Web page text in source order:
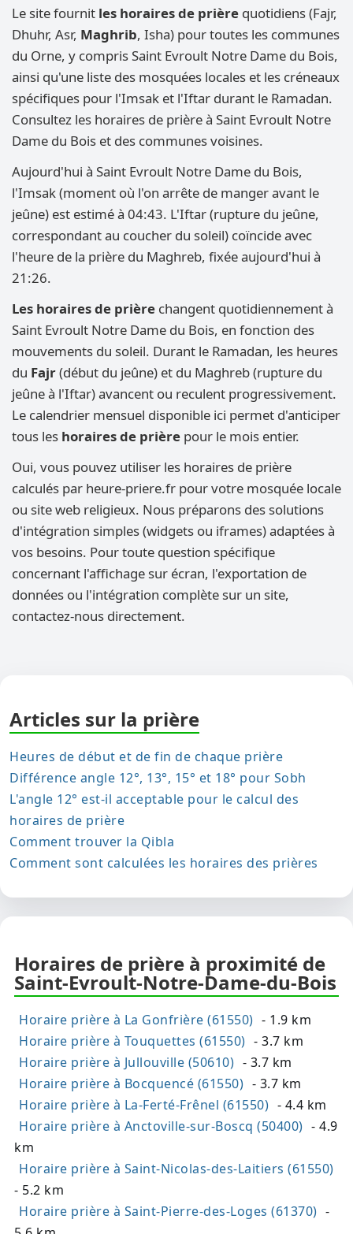
Le site fournit les horaires de prière quotidiens (Fajr,
Dhuhr, Asr, Maghrib, Isha) pour toutes les communes
du Orne, y compris Saint Evroult Notre Dame du Bois,
ainsi qu'une liste des mosquées locales et les créneaux
spécifiques pour l'Imsak et l'Iftar durant le Ramadan.
Consultez les horaires de prière à Saint Evroult Notre
Dame du Bois et des communes voisines.
Aujourd'hui à Saint Evroult Notre Dame du Bois,
l'Imsak (moment où l'on arrête de manger avant le
jeûne) est estimé à 04:43. L'Iftar (rupture du jeûne,
correspondant au coucher du soleil) coïncide avec
l'heure de la prière du Maghreb, fixée aujourd'hui à
21:26.
Les horaires de prière changent quotidiennement à
Saint Evroult Notre Dame du Bois, en fonction des
mouvements du soleil. Durant le Ramadan, les heures
du Fajr(début du jeûne) et du Maghreb (rupture du
jeûne à l'Iftar) avancent ou reculent progressivement.
Le calendrier mensuel disponible ici permet d'anticiper
tous les horaires de prière pour le mois entier.
Oui, vous pouvez utiliser les horaires de prière
calculés par heure-priere.fr pour votre mosquée locale
ou site web religieux. Nous préparons des solutions
d'intégration simples (widgets ou iframes) adaptées à
vos besoins. Pour toute question spécifique
concernant l'affichage sur écran, l'exportation de
données ou l'intégration complète sur un site,
contactez-nous directement.
Articles sur la prière
Heures de début et de fin de chaque prière
Différence angle 12°, 13°, 15° et 18° pour Sobh
L'angle 12° est-il acceptable pour le calcul des
horaires de prière
Comment trouver la Qibla
Comment sont calculées les horaires des prières
Horaires de prière à proximité de
Saint-Evroult-Notre-Dame-du-Bois
Horaire prière à La Gonfrière (61550) - 1.9 km
Horaire prière à Touquettes (61550) - 3.7 km
Horaire prière à Jullouville (50610) - 3.7 km
Horaire prière à Bocquencé (61550) - 3.7 km
Horaire prière à La-Ferté-Frênel (61550) - 4.4 km
Horaire prière à Anctoville-sur-Boscq (50400) - 4.9
km
Horaire prière à Saint-Nicolas-des-Laitiers (61550)
- 5.2 km
Horaire prière à Saint-Pierre-des-Loges (61370) -